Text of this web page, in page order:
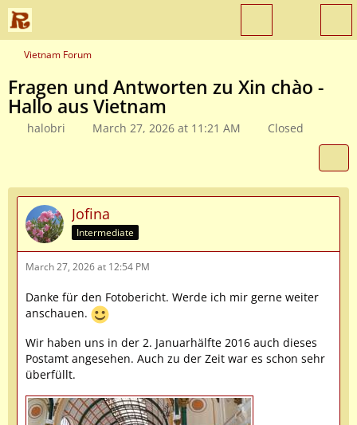
Vietnam Forum
Fragen und Antworten zu Xin chào -
Hallo aus Vietnam
halobri March 27, 2026 at 11:21 AM Closed
Jofina
Intermediate
March 27, 2026 at 12:54 PM
Danke für den Fotobericht. Werde ich mir gerne weiter
anschauen.
Wir haben uns in der 2. Januarhälfte 2016 auch dieses
Postamt angesehen. Auch zu der Zeit war es schon sehr
überfüllt.